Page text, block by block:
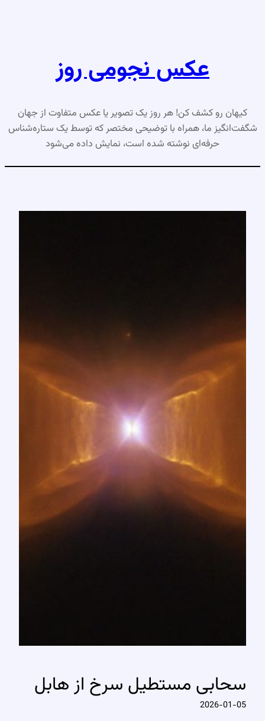
عکس نجومی روز
کیهان رو کشف کن! هر روز یک تصویر یا عکس متفاوت از جهان
شگفت‌انگیز ما، همراه با توضیحی مختصر که توسط یک ستاره‌شناس
حرفه‌ای نوشته شده است، نمایش داده می‌شود
سحابی مستطیل سرخ از هابل
2026-01-05